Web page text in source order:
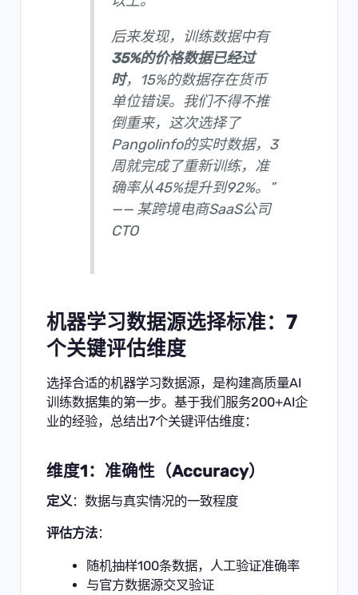
后来发现，训练数据中有
35%的价格数据已经过
时，15%的数据存在货币
单位错误。我们不得不推
倒重来，这次选择了
Pangolinfo的实时数据，3
周就完成了重新训练，准
确率从45%提升到92%。”
—— 某跨境电商SaaS公司
CTO
机器学习数据源选择标准：7
个关键评估维度
选择合适的机器学习数据源，是构建高质量AI
训练数据集的第一步。基于我们服务200+AI企
业的经验，总结出7个关键评估维度：
维度1：准确性（Accuracy）
定义：数据与真实情况的一致程度
评估方法：
随机抽样100条数据，人工验证准确率
与官方数据源交叉验证